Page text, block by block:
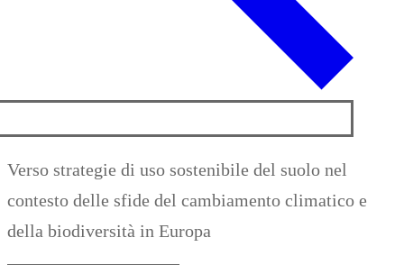
Verso strategie di uso sostenibile del suolo nel
contesto delle sfide del cambiamento climatico e
della biodiversità in Europa